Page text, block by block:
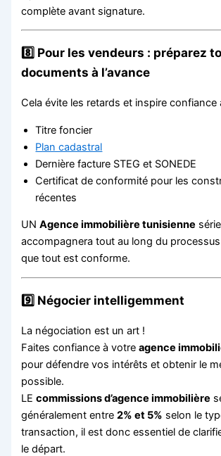
complète avant signature.
8️⃣ Pour les vendeurs : préparez
documents à l’avance
Cela évite les retards et inspire confiance
Titre foncier
Plan cadastral
Dernière facture STEG et SONEDE
Certificat de conformité pour les
récentes
UNAgence immobilière tunisienne
accompagnera tout au long du processus
que tout est conforme.
9️⃣ Négocier intelligemment
La négociation est un art !
Faites confiance à votreagence
pour défendre vos intérêts et obtenir le
possible.
LEcommissions d’agence immobilière
généralement entre2% et 5% selon le
transaction, il est donc essentiel de
le départ.